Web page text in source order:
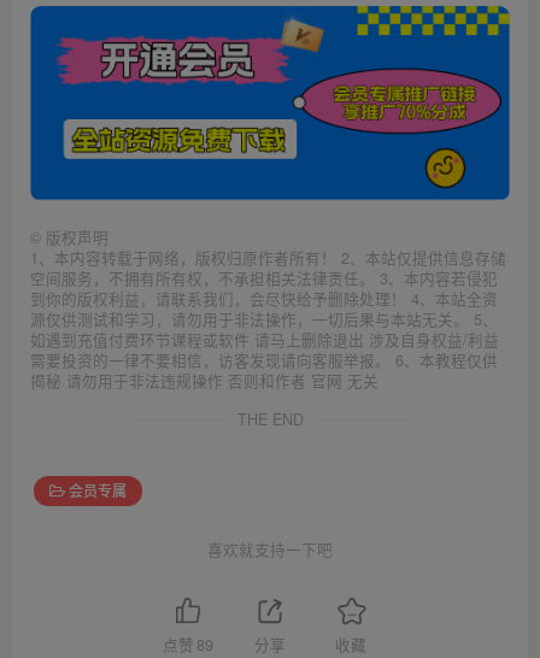
© 版权声明
1、本内容转载于网络，版权归原作者所有！ 2、本站仅提供信息存储
空间服务，不拥有所有权，不承担相关法律责任。 3、本内容若侵犯
到你的版权利益，请联系我们，会尽快给予删除处理！ 4、本站全资
源仅供测试和学习，请勿用于非法操作，一切后果与本站无关。 5、
如遇到充值付费环节课程或软件 请马上删除退出 涉及自身权益/利益
需要投资的一律不要相信，访客发现请向客服举报。 6、本教程仅供
揭秘 请勿用于非法违规操作 否则和作者 官网 无关
THE END
会员专属
喜欢就支持一下吧
点赞 89 分享 收藏